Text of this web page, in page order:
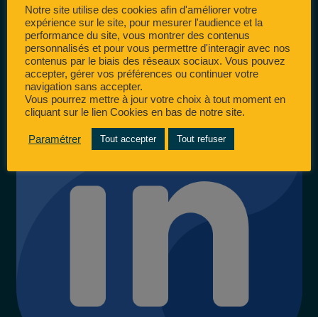
Notre site utilise des cookies afin d'améliorer votre
expérience sur le site, pour mesurer l'audience et la
performance du site, vous montrer des contenus
personnalisés et pour vous permettre d'interagir avec nos
contenus par le biais des réseaux sociaux. Vous pouvez
accepter, gérer vos préférences ou continuer votre
navigation sans accepter.
Vous pourrez mettre à jour votre choix à tout moment en
cliquant sur le lien Cookies en bas de notre site.
Paramétrer Tout accepter Tout refuser